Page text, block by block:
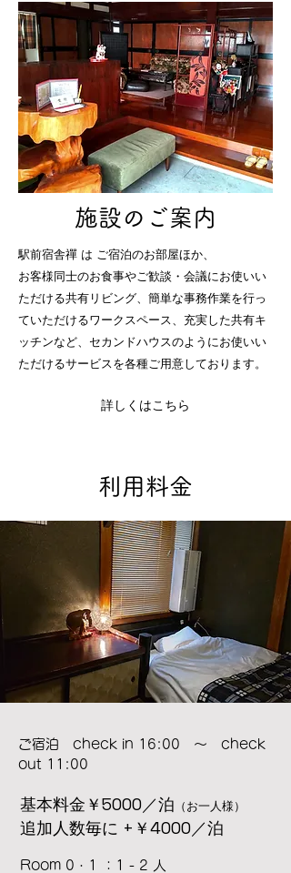
施設のご案内
駅前宿舎禪 は ご宿泊のお部屋ほか、
お客様同士のお食事やご歓談・会議にお使いい
ただける共有リビング、簡単な事務作業を行っ
ていただけるワークスペース、充実した共有キ
ッチンなど、セカンドハウスのようにお使いい
ただけるサービスを各種ご用意しております。
詳しくはこちら
利用料金
​ご宿泊 check in 16:00 ～ check
out 11:00
基本料金￥5000／泊 （お一人様）
​追加人数毎に +￥4000／泊
Room 0・1 ：1 - 2 人